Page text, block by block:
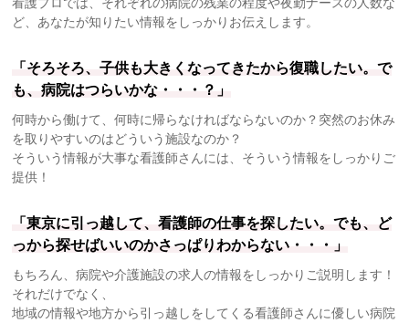
ど、あなたが知りたい情報をしっかりお伝えします。
「そろそろ、子供も大きくなってきたから復職したい。で
も、病院はつらいかな・・・？」
何時から働けて、何時に帰らなければならないのか？突然のお休み
を取りやすいのはどういう施設なのか？
そういう情報が大事な看護師さんには、そういう情報をしっかりご
提供！
「東京に引っ越して、看護師の仕事を探したい。でも、ど
っから探せばいいのかさっぱりわからない・・・」
もちろん、病院や介護施設の求人の情報をしっかりご説明します！
それだけでなく、
地域の情報や地方から引っ越しをしてくる看護師さんに優しい病院